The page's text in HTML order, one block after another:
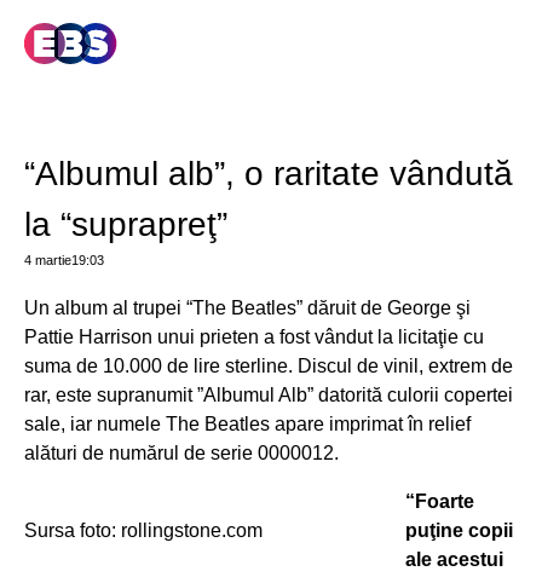
“Albumul alb”, o raritate vândută
la “suprapreţ”
4 martie19:03
Un album al trupei “The Beatles” dăruit de George şi
Pattie Harrison unui prieten a fost vândut la licitaţie cu
suma de 10.000 de lire sterline. Discul de vinil, extrem de
rar, este supranumit ”Albumul Alb” datorită culorii copertei
sale, iar numele The Beatles apare imprimat în relief
alături de numărul de serie 0000012.
Sursa foto: rollingstone.com
“Foarte
puţine copii
ale acestui